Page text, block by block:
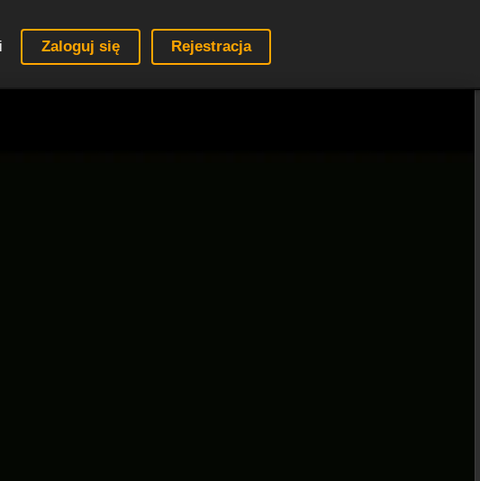
Zaloguj się Rejestracja